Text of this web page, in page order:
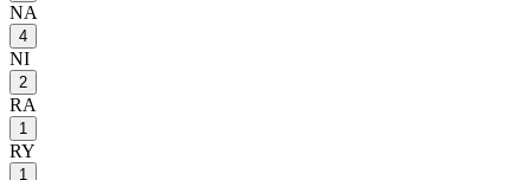
NA
4
NI
2
RA
1
RY
1